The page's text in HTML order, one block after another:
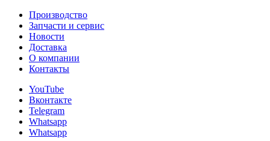
Производство
Запчасти и сервис
Новости
Доставка
О компании
Контакты
YouTube
Вконтакте
Telegram
Whatsapp
Whatsapp